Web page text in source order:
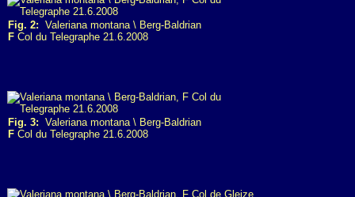
Fig. 2: Valeriana montana \ Berg-Baldrian
F Col du Telegraphe 21.6.2008
Fig. 3: Valeriana montana \ Berg-Baldrian
F Col du Telegraphe 21.6.2008